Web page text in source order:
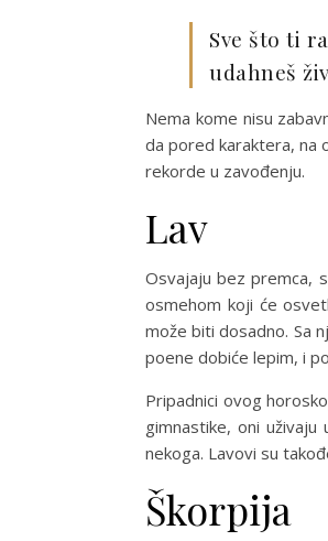
Sve što ti
udahneš
Nema kome nisu
da pored karaktera, na
rekorde u zavođenju.
Lav
Osvajaju bez premca,
osmehom koji će
može biti dosadno. Sa
poene dobiće lepim, i
Pripadnici ovog
gimnastike, oni
nekoga. Lavovi su
Škorpija